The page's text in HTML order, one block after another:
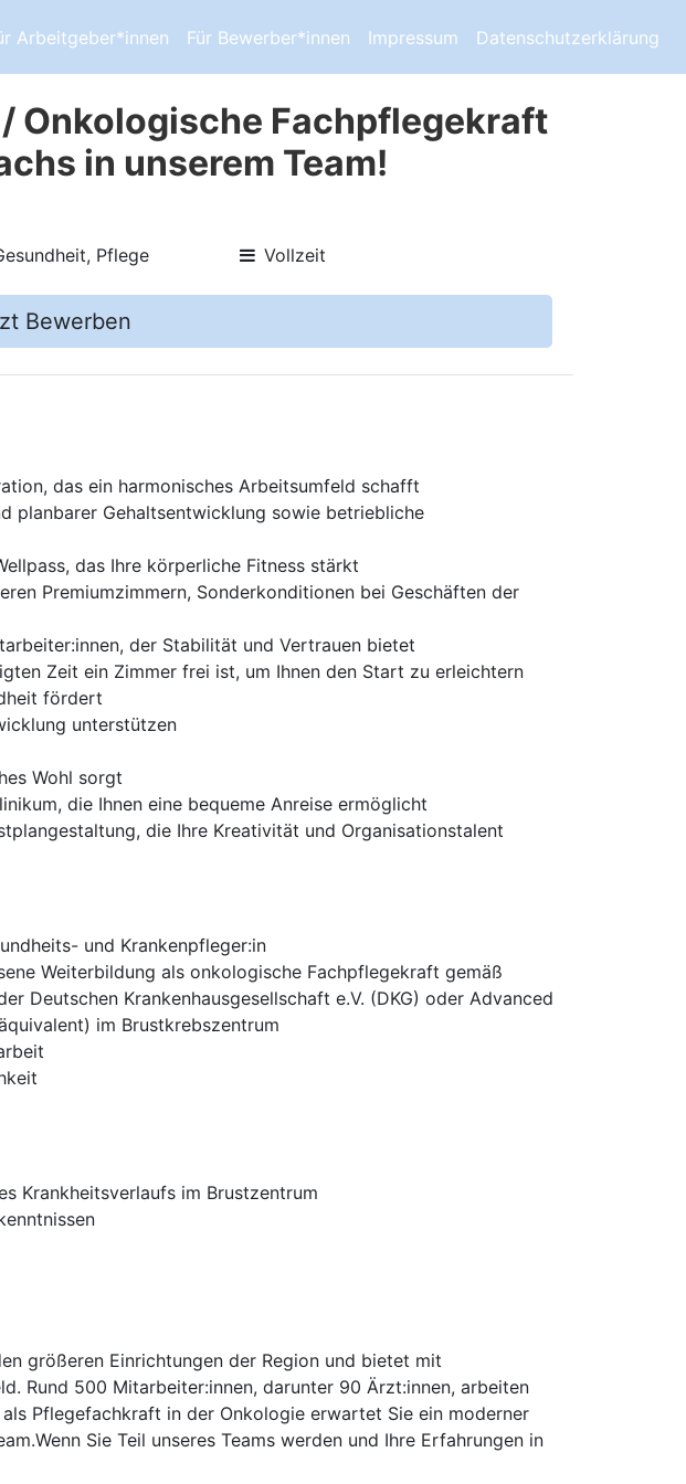
Arbeitgeber*innen Für Bewerber*innen Impressum Datenschutzerklärung
Onkologische Fachpflegekraft
in unserem Team!
Pflege Vollzeit
Bewerben
das ein harmonisches Arbeitsumfeld schafft
planbarer Gehaltsentwicklung sowie betriebliche
das Ihre körperliche Fitness stärkt
Premiumzimmern, Sonderkonditionen bei Geschäften der
der Stabilität und Vertrauen bietet
Zeit ein Zimmer frei ist, um Ihnen den Start zu erleichtern
fördert
unterstützen
Wohl sorgt
die Ihnen eine bequeme Anreise ermöglicht
die Ihre Kreativität und Organisationstalent
und Krankenpfleger:in
Weiterbildung als onkologische Fachpflegekraft gemäß
Deutschen Krankenhausgesellschaft e.V. (DKG) oder Advanced
im Brustkrebszentrum
Krankheitsverlaufs im Brustzentrum
größeren Einrichtungen der Region und bietet mit
Rund 500 Mitarbeiter:innen, darunter 90 Ärzt:innen, arbeiten
Pflegefachkraft in der Onkologie erwartet Sie ein moderner
Sie Teil unseres Teams werden und Ihre Erfahrungen in